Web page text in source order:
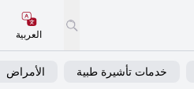
العربية
خدمات تأشيرة طبية الأمراض